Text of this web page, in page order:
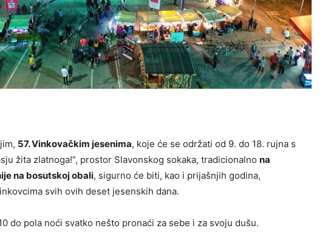
57. Vinkovačkim jesenima, koje će se održati od 9. do 18. rujna s
žita zlatnoga!”, prostor Slavonskog sokaka, tradicionalno na
na bosutskoj obali, sigurno će biti, kao i prijašnjih godina,
svih ovih deset jesenskih dana.
do pola noći svatko nešto pronaći za sebe i za svoju dušu.